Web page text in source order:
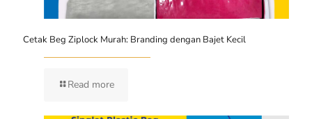
Cetak Beg Ziplock Murah: Branding dengan Bajet Kecil
Read more